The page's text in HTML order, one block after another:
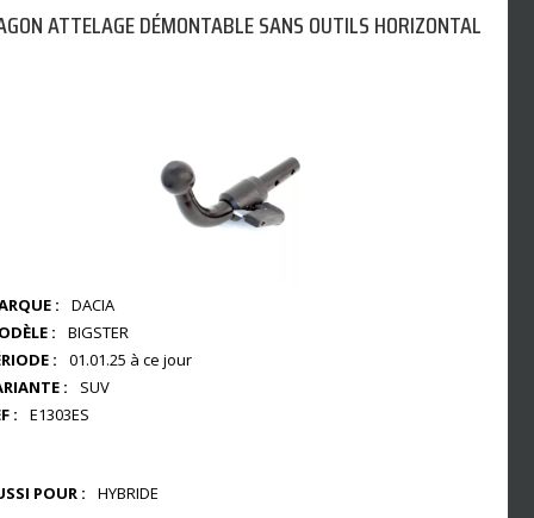
ATTELAGE DÉMONTABLE SANS OUTILS HORIZONTAL
:
DACIA
:
BIGSTER
:
01.01.25 à ce jour
:
SUV
:
E1303ES
POUR : HYBRIDE